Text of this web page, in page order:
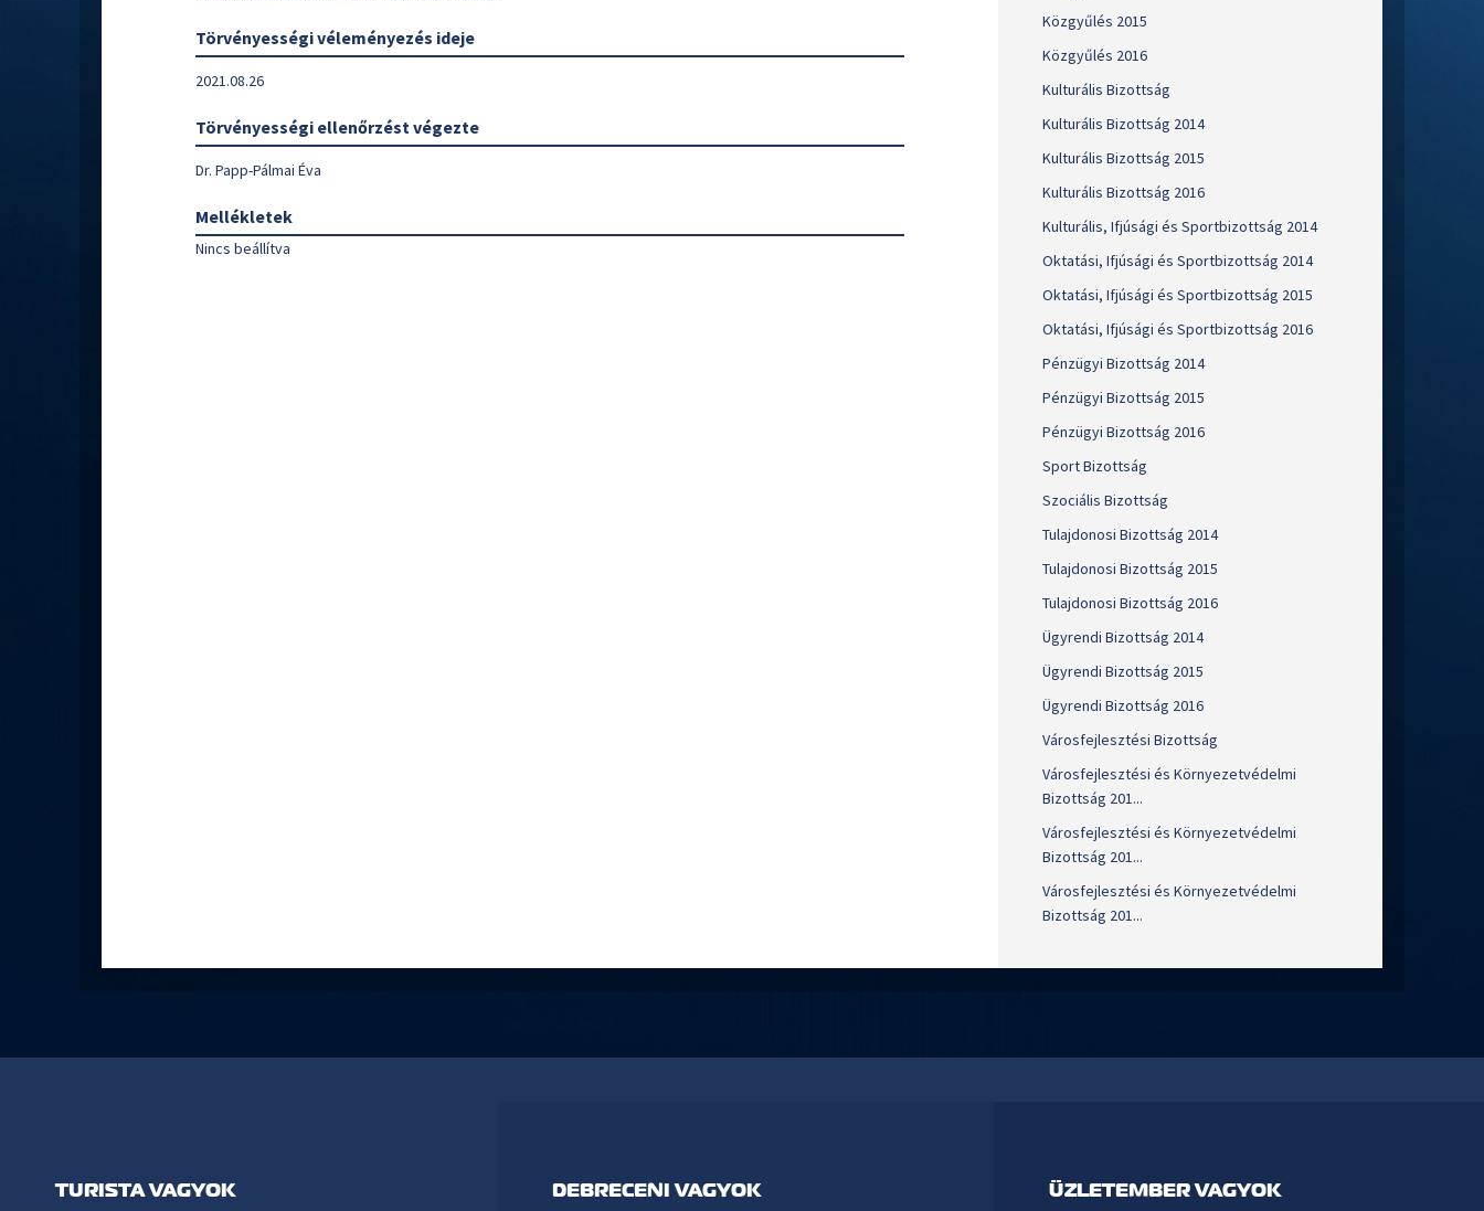
Törvényességi véleményezés ideje
2021.08.26
Törvényességi ellenőrzést végezte
Dr. Papp-Pálmai Éva
Mellékletek
Nincs beállítva
Közgyűlés 2015
Közgyűlés 2016
Kulturális Bizottság
Kulturális Bizottság 2014
Kulturális Bizottság 2015
Kulturális Bizottság 2016
Kulturális, Ifjúsági és Sportbizottság 2014
Oktatási, Ifjúsági és Sportbizottság 2014
Oktatási, Ifjúsági és Sportbizottság 2015
Oktatási, Ifjúsági és Sportbizottság 2016
Pénzügyi Bizottság 2014
Pénzügyi Bizottság 2015
Pénzügyi Bizottság 2016
Sport Bizottság
Szociális Bizottság
Tulajdonosi Bizottság 2014
Tulajdonosi Bizottság 2015
Tulajdonosi Bizottság 2016
Ügyrendi Bizottság 2014
Ügyrendi Bizottság 2015
Ügyrendi Bizottság 2016
Városfejlesztési Bizottság
Városfejlesztési és Környezetvédelmi
Bizottság 201...
Városfejlesztési és Környezetvédelmi
Bizottság 201...
Városfejlesztési és Környezetvédelmi
Bizottság 201...
TURISTA VAGYOK DEBRECENI VAGYOK ÜZLETEMBER VAGYOK